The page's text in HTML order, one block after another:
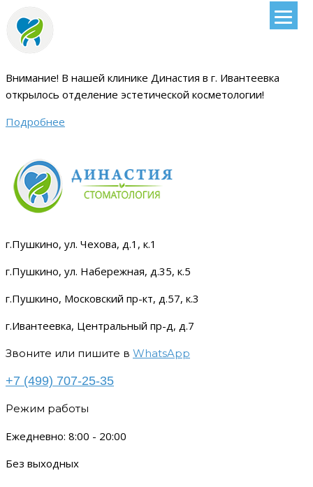
Внимание! В нашей клинике Династия в г. Ивантеевка
открылось отделение эстетической косметологии!
Подробнее
г.Пушкино, ул. Чехова, д.1, к.1
г.Пушкино, ул. Набережная, д.35, к.5
г.Пушкино, Московский пр-кт, д.57, к.3
г.Ивантеевка, Центральный пр-д, д.7
Звоните или пишите в WhatsApp
+7 (499) 707-25-35
Режим работы
Ежедневно: 8:00 - 20:00
Без выходных